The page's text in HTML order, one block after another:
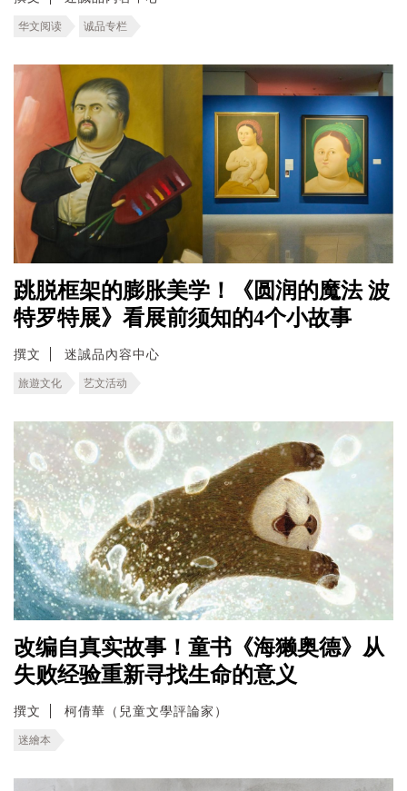
华文阅读 诚品专栏
跳脱框架的膨胀美学！《圆润的魔法 波
特罗特展》看展前须知的4个小故事
撰文 迷誠品內容中心
旅遊文化 艺文活动
改编自真实故事！童书《海獭奥德》从
失败经验重新寻找生命的意义
撰文 柯倩華（兒童文學評論家）
迷繪本